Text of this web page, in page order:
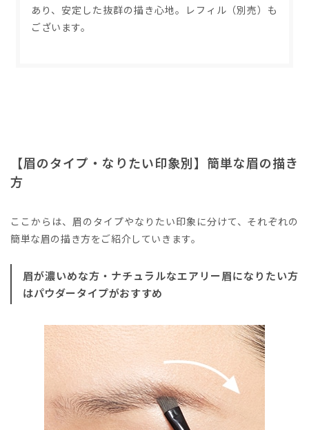
あり、安定した抜群の描き心地。レフィル（別売）も
ございます。
【眉のタイプ・なりたい印象別】簡単な眉の描き
方
ここからは、眉のタイプやなりたい印象に分けて、それぞれの
簡単な眉の描き方をご紹介していきます。
眉が濃いめな方・ナチュラルなエアリー眉になりたい方
はパウダータイプがおすすめ